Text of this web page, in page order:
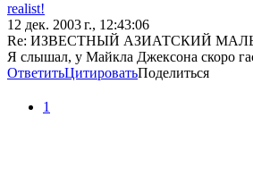
realist!
12 дек. 2003 г., 12:43:06
Re: ИЗВЕСТНЫЙ АЗИАТСКИЙ
Я слышал, у Майкла Джексона скоро
ОтветитьЦитироватьПоделиться
1